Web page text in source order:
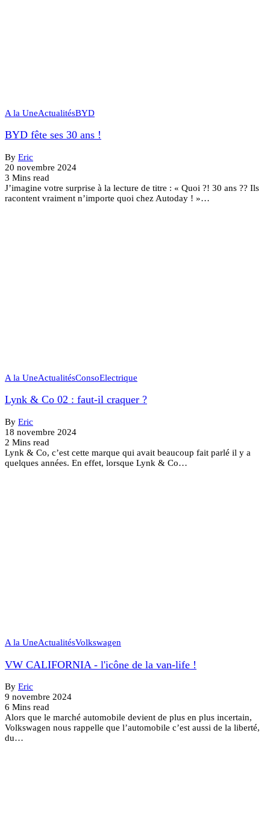
A la UneActualitésBYD
BYD fête ses 30 ans !
By Eric
20 novembre 2024
3 Mins read
J’imagine votre surprise à la lecture de titre : « Quoi ?! 30 ans ?? Ils
racontent vraiment n’importe quoi chez Autoday ! »…
A la UneActualitésConsoElectrique
Lynk & Co 02 : faut-il craquer ?
By Eric
18 novembre 2024
2 Mins read
Lynk & Co, c’est cette marque qui avait beaucoup fait parlé il y a
quelques années. En effet, lorsque Lynk & Co…
A la UneActualitésVolkswagen
VW CALIFORNIA - l'icône de la van-life !
By Eric
9 novembre 2024
6 Mins read
Alors que le marché automobile devient de plus en plus incertain,
Volkswagen nous rappelle que l’automobile c’est aussi de la liberté,
du…